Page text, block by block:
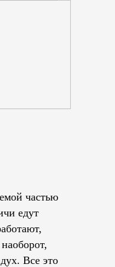
частью
едут
Все это